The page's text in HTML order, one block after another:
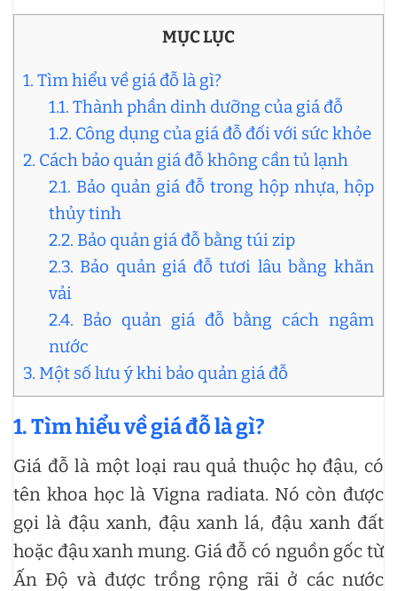
MỤC LỤC
1. Tìm hiểu về giá đỗ là gì?
1.1. Thành phần dinh dưỡng của giá đỗ
1.2. Công dụng của giá đỗ đối với sức khỏe
2. Cách bảo quản giá đỗ không cần tủ lạnh
2.1. Bảo quản giá đỗ trong hộp nhựa, hộp
thủy tinh
2.2. Bảo quản giá đỗ bằng túi zip
2.3. Bảo quản giá đỗ tươi lâu bằng khăn
vải
2.4. Bảo quản giá đỗ bằng cách ngâm
nước
3. Một số lưu ý khi bảo quản giá đỗ
1. Tìm hiểu về giá đỗ là gì?
Giá đỗ là một loại rau quả thuộc họ đậu, có
tên khoa học là Vigna radiata. Nó còn được
gọi là đậu xanh, đậu xanh lá, đậu xanh đất
hoặc đậu xanh mung. Giá đỗ có nguồn gốc từ
Ấn Độ và được trồng rộng rãi ở các nước